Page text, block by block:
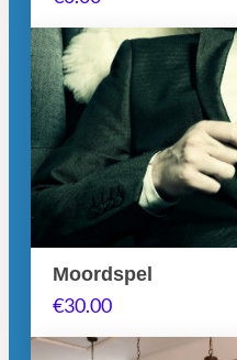
Moordspel
€30.00